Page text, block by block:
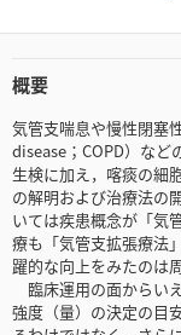
概要
気管支喘息や慢性閉
disease；COPD）など
生検に加え，喀痰の細
の解明および治療法の
いては疾患概念が「気
療も「気管支拡張療法
躍的な向上をみたのは
臨床運用の面からい
強度（量）の決定の目